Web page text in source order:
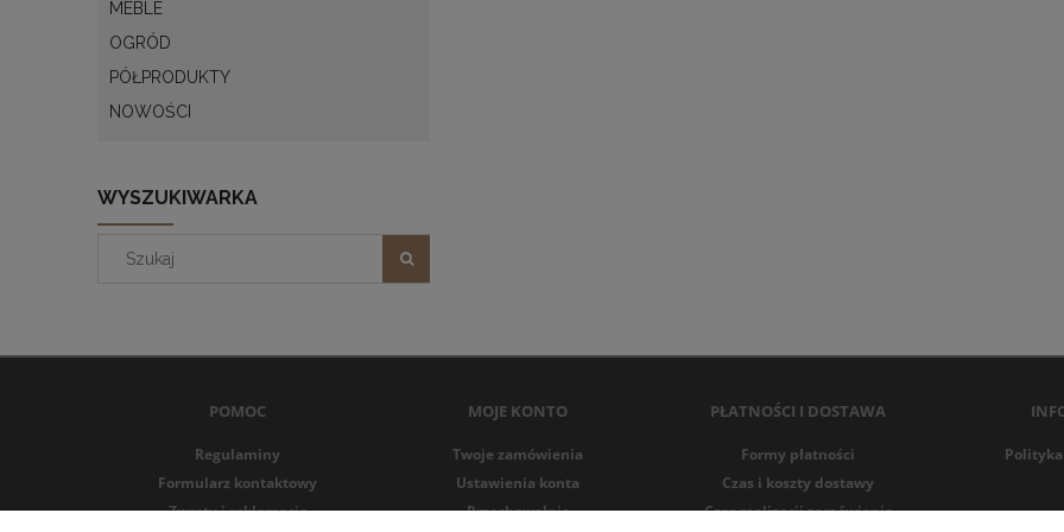
MEBLE
OGRÓD
PÓŁPRODUKTY
NOWOŚCI
WYSZUKIWARKA
POMOC
Regulaminy
Formularz kontaktowy
Zwroty i reklamacje
MOJE KONTO
Twoje zamówienia
Ustawienia konta
Przechowalnia
PŁATNOŚCI I DOSTAWA
Formy płatności
Czas i koszty dostawy
Czas realizacji zamówienia